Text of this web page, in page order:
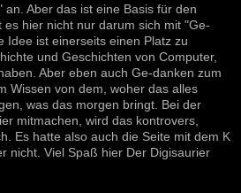
Aber das ist eine Basis für den
es hier nicht nur darum sich mit "Ge-
Idee ist einerseits einen Platz zu
und Geschichten von Computer,
Aber eben auch Ge-danken zum
Wissen von dem, woher das alles
was das morgen bringt. Bei der
mitmachen, wird das kontrovers,
Es hatte also auch die Seite mit dem K
nicht. Viel Spaß hier Der Digisaurier